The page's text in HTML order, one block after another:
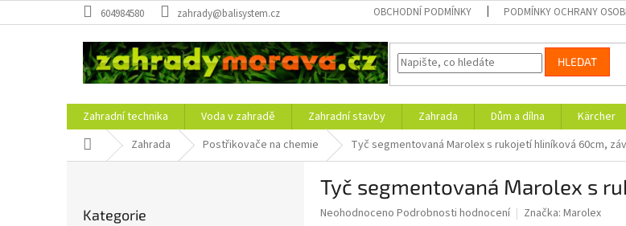
na
604984580 zahrady@balisystem.cz OBCHODNÍ PODMÍNKY PODMÍNKY OCHRANY
HLEDAT
Zahradní technika Voda v zahradě Zahradní stavby Zahrada Dům a dílna Kärcher
Domů Zahrada Postřikovače na chemie Tyč segmentovaná Marolex s rukojetí hliníková 60cm,
kategorie
Kategorie
Tyč segmentovaná Marolex s
Průměrné
Neohodnoceno Podrobnosti hodnocení Značka: Marolex